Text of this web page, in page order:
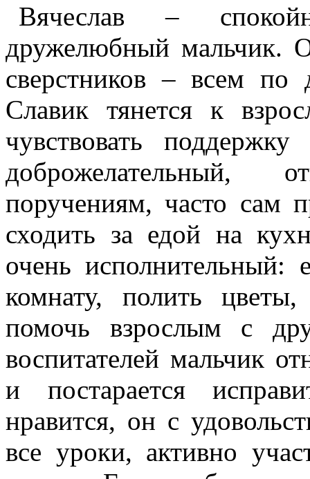
Вячеслав –
дружелюбный мальчик.
сверстников – всем
Славик тянется к
чувствовать
доброжелательный,
поручениям, часто сам
сходить за едой на
очень исполнительный:
комнату, полить
помочь взрослым с
воспитателей мальчик
и постарается
нравится, он с
все уроки, активно